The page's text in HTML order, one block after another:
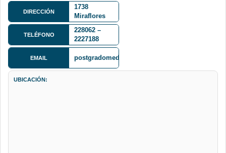
DIRECCIÓN
1738
Miraflores
(lado
ingreso al
Tórax)
TELÉFONO
228062 –
2227188
EMAIL postgradomedicinaumsa@yahoo.com
UBICACIÓN: